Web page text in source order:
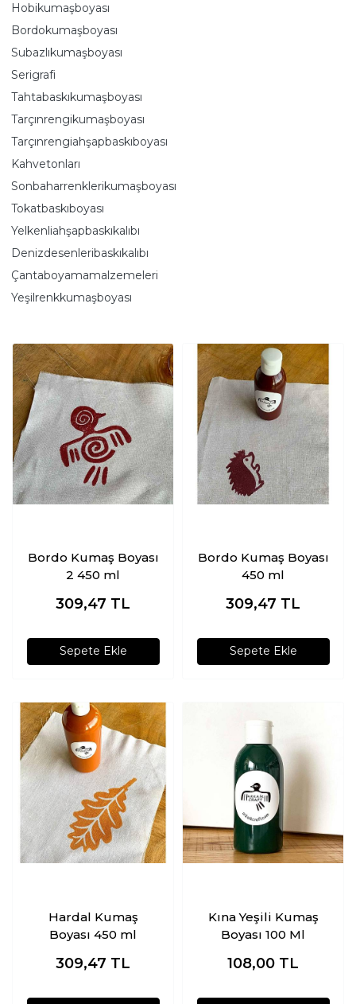
Hobikumaşboyası
Bordokumaşboyası
Subazlıkumaşboyası
Serigrafi
Tahtabaskıkumaşboyası
Tarçınrengikumaşboyası
Tarçınrengiahşapbaskıboyası
Kahvetonları
Sonbaharrenklerikumaşboyası
Tokatbaskıboyası
Yelkenliahşapbaskıkalıbı
Denizdesenleribaskıkalıbı
Çantaboyamamalzemeleri
Yeşilrenkkumaşboyası
Bordo Kumaş Boyası
2 450 ml
309,47 TL
Sepete Ekle
Bordo Kumaş Boyası
450 ml
309,47 TL
Sepete Ekle
Hardal Kumaş
Boyası 450 ml
309,47 TL
Kına Yeşili Kumaş
Boyası 100 Ml
108,00 TL